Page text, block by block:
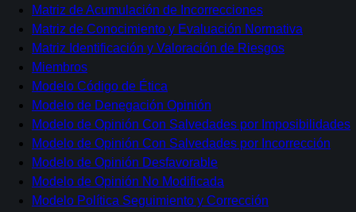
Matriz de Acumulación de Incorrecciones
Matriz de Conocimiento y Evaluación Normativa
Matriz Identificación y Valoración de Riesgos
Miembros
Modelo Código de Ética
Modelo de Denegación Opinión
Modelo de Opinión Con Salvedades por Imposibilidades
Modelo de Opinión Con Salvedades por Incorrección
Modelo de Opinión Desfavorable
Modelo de Opinión No Modificada
Modelo Política Seguimiento y Corrección